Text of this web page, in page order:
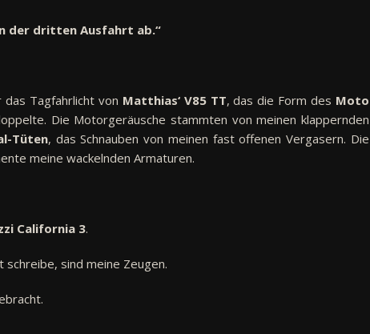
der dritten Ausfahrt ab.“
das Tagfahrlicht von Matthias‘ V85 TT, das die Form des Moto
Die Motorgeräusche stammten von meinen klappernden
Tüten, das Schnauben von meinen fast offenen Vergasern. Die
meine wackelnden Armaturen.
California 3.
sind meine Zeugen.